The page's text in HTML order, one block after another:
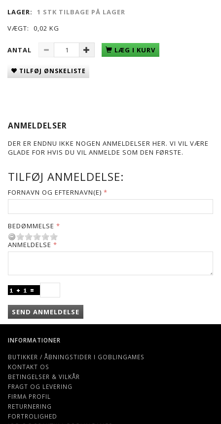
LAGER:
1 STK TILBAGE PÅ LAGER
VÆGT:
0,02 KG
ANTAL LÆG I KURV
TILFØJ ØNSKELISTE
ANMELDELSER
DER ER ENDNU IKKE NOGEN ANMELDELSER HER. VI VIL VÆRE
GLADE FOR HVIS DU VIL ANMELDE SOM DEN FØRSTE.
TILFØJ ANMELDELSE:
FORNAVN OG EFTERNAVN(E)
BEDØMMELSE
ANMELDELSE
SEND ANMELDELSE
INFORMATIONER
BUTIKKER / ÅBNINGSTIDER I GOBLINGAMES
KONTAKT OS
BETINGELSER & VILKÅR
FRAGT OG LEVERING
FIRMA PROFIL
RETURNERING
FORTROLIGHED